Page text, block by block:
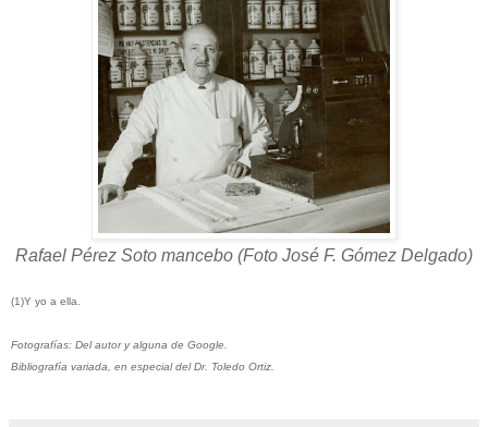
Rafael Pérez Soto mancebo (Foto José F. Gómez Delgado)
(1)Y yo a ella.
Fotografías: Del autor y alguna de Google.
Bibliografía variada, en especial del Dr. Toledo Ortiz.